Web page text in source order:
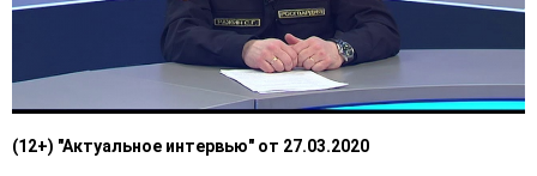
(12+) "Актуальное интервью" от 27.03.2020